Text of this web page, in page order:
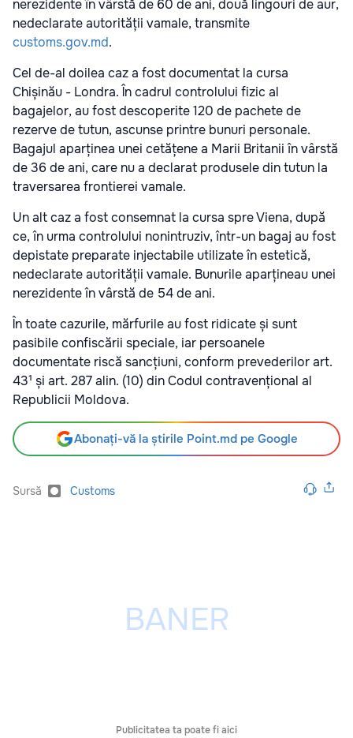
nerezidente în vârstă de 60 de ani, două lingouri de aur,
nedeclarate autorității vamale, transmite
customs.gov.md.
Cel de-al doilea caz a fost documentat la cursa
Chișinău - Londra. În cadrul controlului fizic al
bagajelor, au fost descoperite 120 de pachete de
rezerve de tutun, ascunse printre bunuri personale.
Bagajul aparținea unei cetățene a Marii Britanii în vârstă
de 36 de ani, care nu a declarat produsele din tutun la
traversarea frontierei vamale.
Un alt caz a fost consemnat la cursa spre Viena, după
ce, în urma controlului nonintruziv, într-un bagaj au fost
depistate preparate injectabile utilizate în estetică,
nedeclarate autorității vamale. Bunurile aparțineau unei
nerezidente în vârstă de 54 de ani.
În toate cazurile, mărfurile au fost ridicate și sunt
pasibile confiscării speciale, iar persoanele
documentate riscă sancțiuni, conform prevederilor art.
43¹ și art. 287 alin. (10) din Codul contravențional al
Republicii Moldova.
Abonați-vă la știrile Point.md pe Google
Sursă Customs
Publicitatea ta poate fi aici